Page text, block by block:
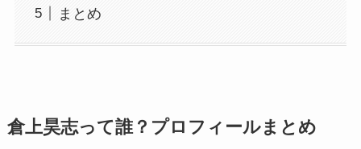
まとめ
倉上昊志って誰？プロフィールまとめ